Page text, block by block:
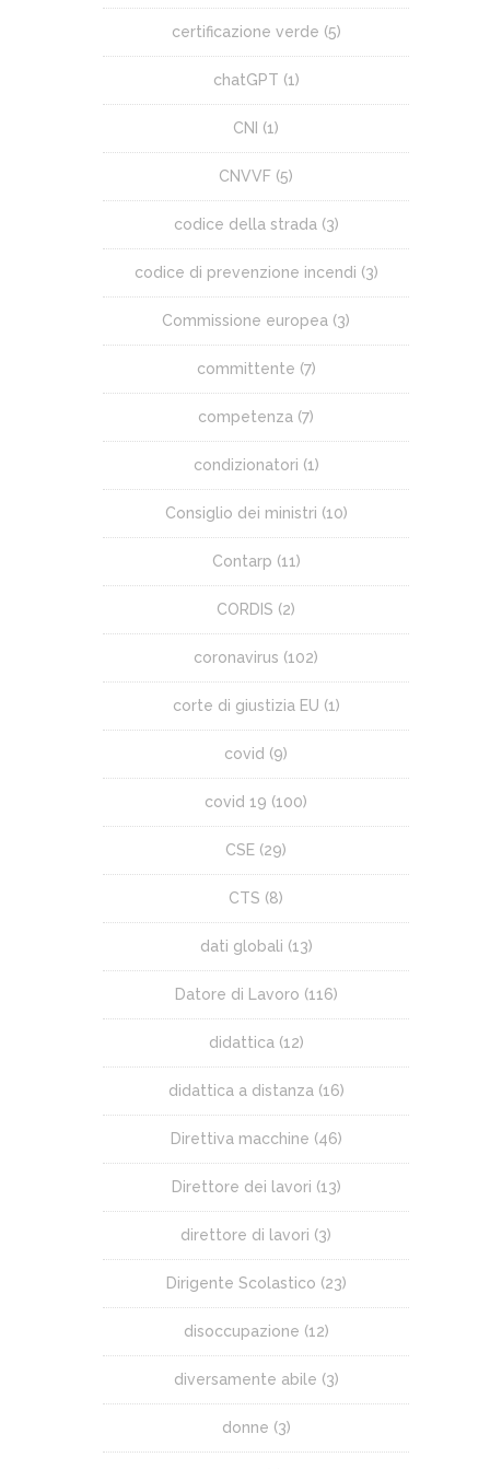
certificazione verde (5)
chatGPT (1)
CNI (1)
CNVVF (5)
codice della strada (3)
codice di prevenzione incendi (3)
Commissione europea (3)
committente (7)
competenza (7)
condizionatori (1)
Consiglio dei ministri (10)
Contarp (11)
CORDIS (2)
coronavirus (102)
corte di giustizia EU (1)
covid (9)
covid 19 (100)
CSE (29)
CTS (8)
dati globali (13)
Datore di Lavoro (116)
didattica (12)
didattica a distanza (16)
Direttiva macchine (46)
Direttore dei lavori (13)
direttore di lavori (3)
Dirigente Scolastico (23)
disoccupazione (12)
diversamente abile (3)
donne (3)